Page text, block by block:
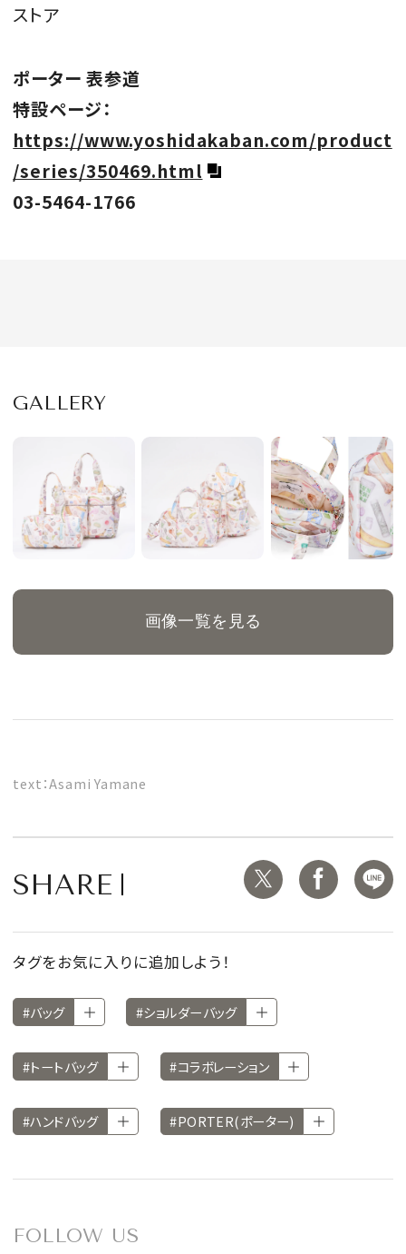
ストア
ポーター 表参道
特設ページ：
https://www.yoshidakaban.com/product
/series/350469.html
03-5464-1766
GALLERY
画像一覧を見る
text：Asami Yamane
SHARE
タグをお気に入りに追加しよう！
#バッグ #ショルダーバッグ
#トートバッグ #コラボレーション
#ハンドバッグ #PORTER(ポーター)
FOLLOW US